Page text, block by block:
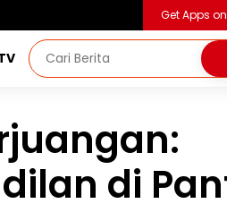
Get Apps
di